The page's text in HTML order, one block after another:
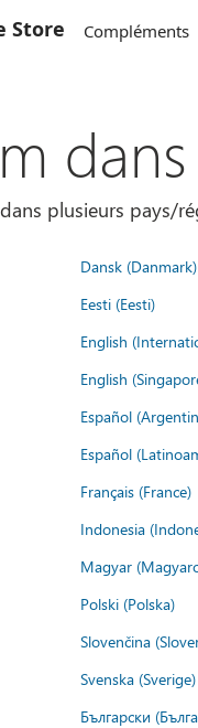
Store Compléments
plusieurs pays/
Dansk (Danmark)
Eesti (Eesti)
English
English
Español
Español
Français (France)
Indonesia
Magyar
Polski (Polska)
Slovenčina
Svenska (Sverige)
Български